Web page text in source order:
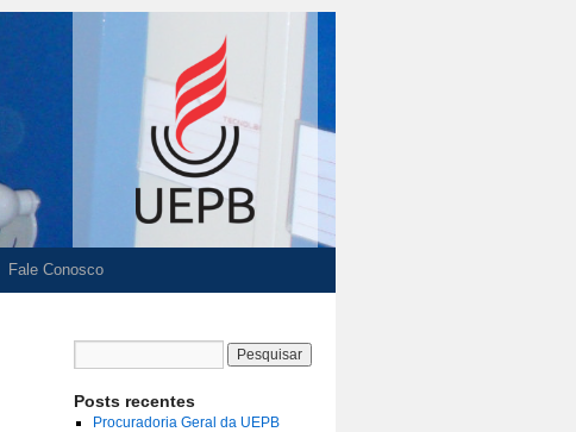
Fale Conosco
Posts recentes
Procuradoria Geral da UEPB